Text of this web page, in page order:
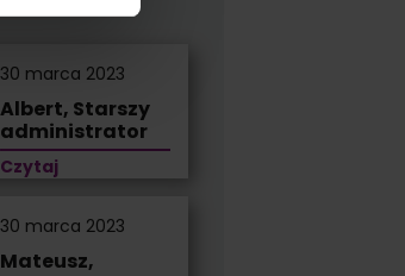
30 marca 2023
Albert, Starszy
administrator
Czytaj
30 marca 2023
Mateusz,